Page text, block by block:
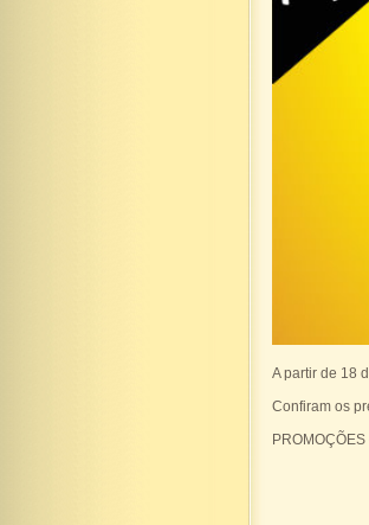
A partir de 18
Confiram os
PROMOÇÕES